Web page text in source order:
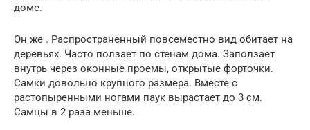
доме.
Он же . Распространенный повсеместно вид обитает на
деревьях. Часто ползает по стенам дома. Заползает
внутрь через оконные проемы, открытые форточки.
Самки довольно крупного размера. Вместе с
растопыренными ногами паук вырастает до 3 см.
Самцы в 2 раза меньше.